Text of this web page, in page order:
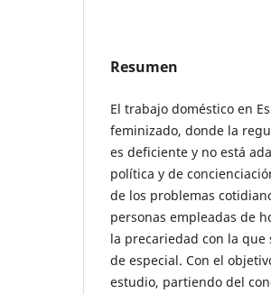
Resumen
El trabajo doméstico en
feminizado, donde la
es deficiente y no está
política y de
de los problemas
personas empleadas de
la precariedad con la que
de especial. Con el
estudio, partiendo del